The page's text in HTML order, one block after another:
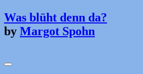
Was blüht denn da?
by Margot Spohn